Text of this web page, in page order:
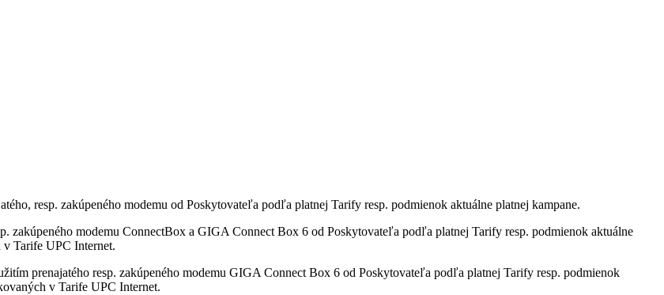
resp. zakúpeného modemu od Poskytovateľa podľa platnej Tarify resp. podmienok aktuálne platnej kampane.
zakúpeného modemu ConnectBox a GIGA Connect Box 6 od Poskytovateľa podľa platnej Tarify resp. podmienok aktuálne
v Tarife UPC Internet.
prenajatého resp. zakúpeného modemu GIGA Connect Box 6 od Poskytovateľa podľa platnej Tarify resp. podmienok
v Tarife UPC Internet.